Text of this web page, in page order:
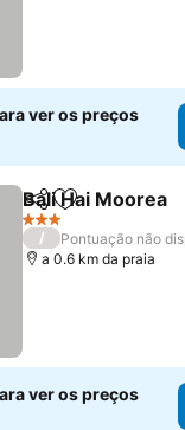
ver os preços
PartilharAdicionar
Bali Hai Moorea
3 Estrelas
/
Pontuação não
a 0.6 km da praia
ver os preços